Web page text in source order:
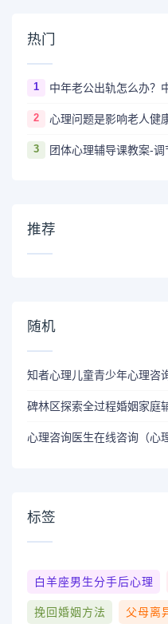
热门
1
2 心理问题是影响老人健
3 团体心理辅导课教案-调
推荐
随机
知者心理儿童青少年心理咨
碑林区探索全过程婚姻家庭
心理咨询医生在线咨询（心
标签
白羊座男生分手后心理
挽回婚姻方法 父母离